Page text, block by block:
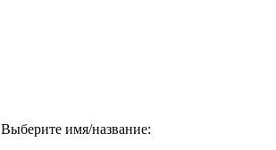
Выберите имя/название: